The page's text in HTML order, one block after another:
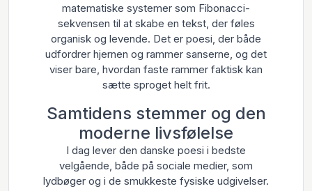
matematiske systemer som Fibonacci-
sekvensen til at skabe en tekst, der føles
organisk og levende. Det er poesi, der både
udfordrer hjernen og rammer sanserne, og det
viser bare, hvordan faste rammer faktisk kan
sætte sproget helt frit.
Samtidens stemmer og den
moderne livsfølelse
I dag lever den danske poesi i bedste
velgående, både på sociale medier, som
lydbøger og i de smukkeste fysiske udgivelser.